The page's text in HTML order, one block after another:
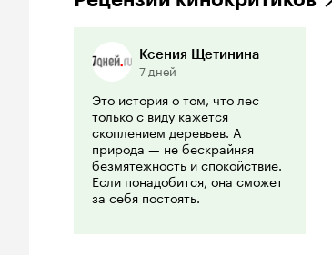
Ксения Щетинина
7 дней
Это история о том, что лес
только с виду кажется
скоплением деревьев. А
природа — не бескрайняя
безмятежность и спокойствие.
Если понадобится, она сможет
за себя постоять.